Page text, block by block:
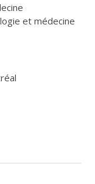
et médecine